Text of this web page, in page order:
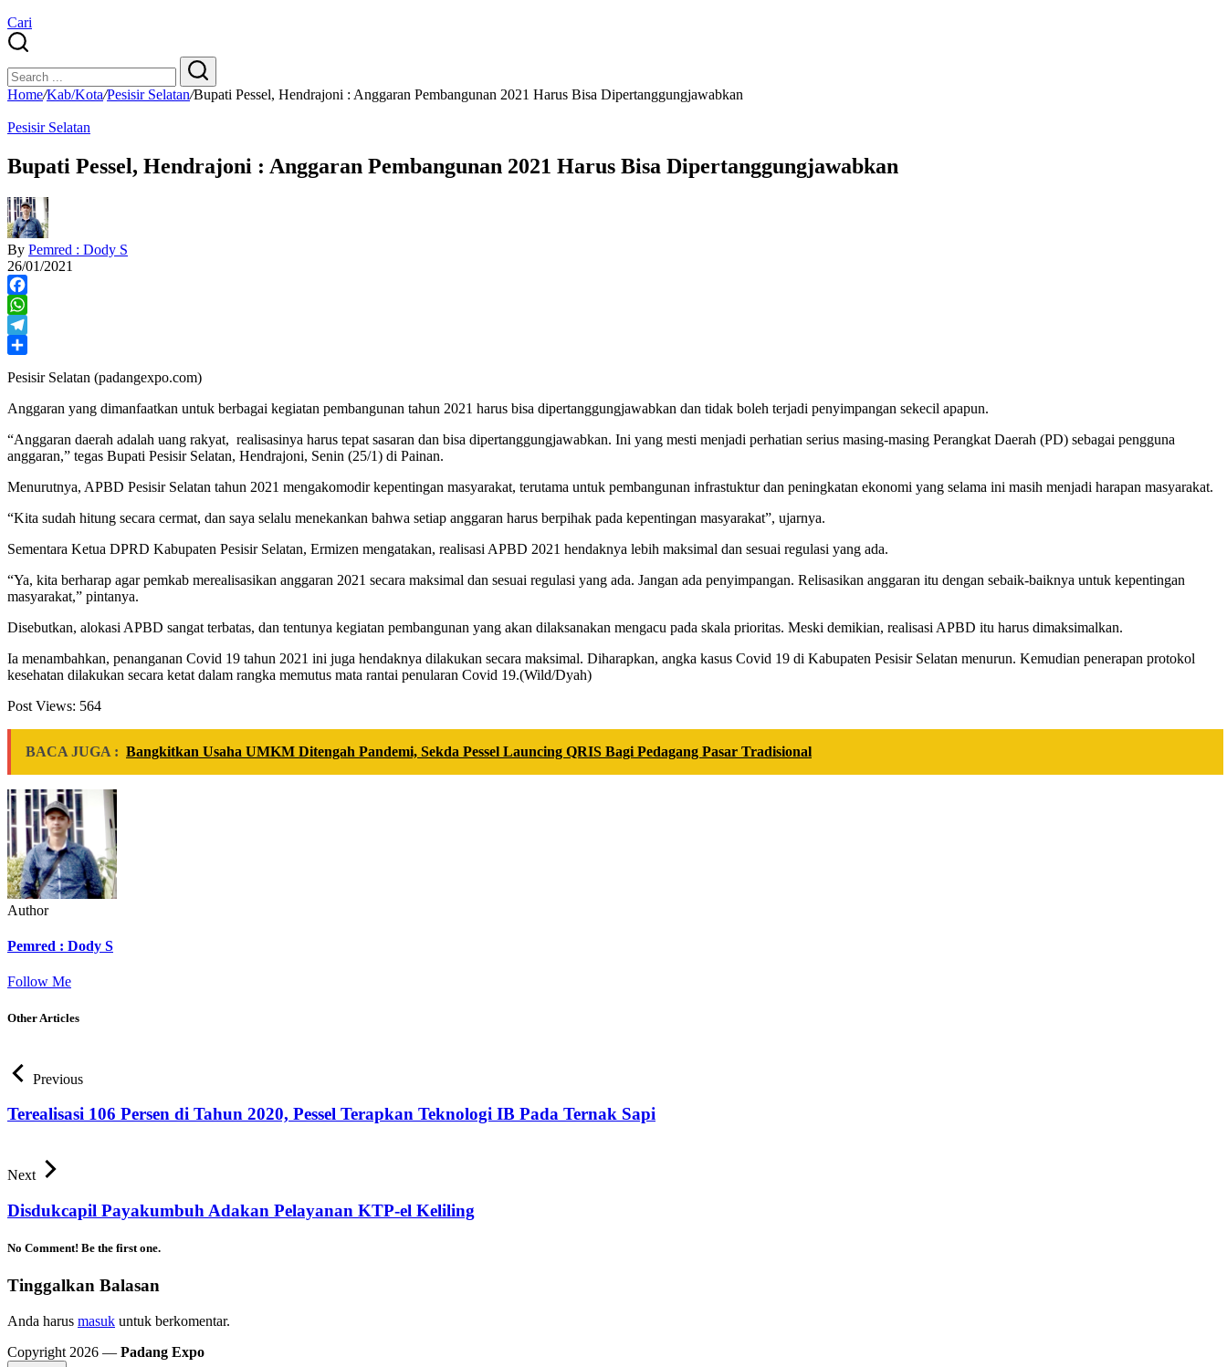
Cari
Search
Search
Home/Kab/Kota/Pesisir Selatan/Bupati Pessel, Hendrajoni : Anggaran Pembangunan 2021 Harus Bisa Dipertanggungjawabkan
Pesisir Selatan
Bupati Pessel, Hendrajoni : Anggaran Pembangunan 2021 Harus Bisa Dipertanggungjawabkan
By Pemred : Dody S
26/01/2021
Facebook
WhatsApp
Telegram
Pesisir Selatan (padangexpo.com)
Anggaran yang dimanfaatkan untuk berbagai kegiatan pembangunan tahun 2021 harus bisa dipertanggungjawabkan dan tidak boleh terjadi penyimpangan sekecil apapun.
“Anggaran daerah adalah uang rakyat, realisasinya harus tepat sasaran dan bisa dipertanggungjawabkan. Ini yang mesti menjadi perhatian serius masing-masing Perangkat Daerah (PD) sebagai pengguna
anggaran,” tegas Bupati Pesisir Selatan, Hendrajoni, Senin (25/1) di Painan.
Menurutnya, APBD Pesisir Selatan tahun 2021 mengakomodir kepentingan masyarakat, terutama untuk pembangunan infrastuktur dan peningkatan ekonomi yang selama ini masih menjadi harapan masyarakat.
“Kita sudah hitung secara cermat, dan saya selalu menekankan bahwa setiap anggaran harus berpihak pada kepentingan masyarakat”, ujarnya.
Sementara Ketua DPRD Kabupaten Pesisir Selatan, Ermizen mengatakan, realisasi APBD 2021 hendaknya lebih maksimal dan sesuai regulasi yang ada.
“Ya, kita berharap agar pemkab merealisasikan anggaran 2021 secara maksimal dan sesuai regulasi yang ada. Jangan ada penyimpangan. Relisasikan anggaran itu dengan sebaik-baiknya untuk kepentingan
masyarakat,” pintanya.
Disebutkan, alokasi APBD sangat terbatas, dan tentunya kegiatan pembangunan yang akan dilaksanakan mengacu pada skala prioritas. Meski demikian, realisasi APBD itu harus dimaksimalkan.
Ia menambahkan, penanganan Covid 19 tahun 2021 ini juga hendaknya dilakukan secara maksimal. Diharapkan, angka kasus Covid 19 di Kabupaten Pesisir Selatan menurun. Kemudian penerapan protokol
kesehatan dilakukan secara ketat dalam rangka memutus mata rantai penularan Covid 19.(Wild/Dyah)
Post Views: 564
BACA JUGA : Bangkitkan Usaha UMKM Ditengah Pandemi, Sekda Pessel Launcing QRIS Bagi Pedagang Pasar Tradisional
Author
Pemred : Dody S
Follow Me
Other Articles
Previous
Terealisasi 106 Persen di Tahun 2020, Pessel Terapkan Teknologi IB Pada Ternak Sapi
Next
Disdukcapil Payakumbuh Adakan Pelayanan KTP-el Keliling
No Comment! Be the first one.
Tinggalkan Balasan
Anda harus masuk untuk berkomentar.
Copyright 2026 — Padang Expo